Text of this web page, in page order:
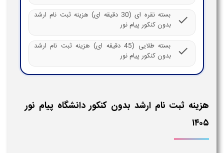
check
بسته نقره ای (30 دقیقه ای) هزینه ثبت نام ارشد
بدون کنکور پیام نور
check
بسته طلایی (45 دقیقه ای) هزینه ثبت نام ارشد
بدون کنکور پیام نور
هزینه ثبت نام ارشد بدون کنکور دانشگاه پیام نور
۱۴۰۵